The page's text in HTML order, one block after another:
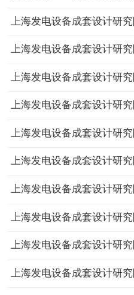
上海发电设备成套设计研
上海发电设备成套设计研
上海发电设备成套设计研
上海发电设备成套设计研
上海发电设备成套设计研
上海发电设备成套设计研